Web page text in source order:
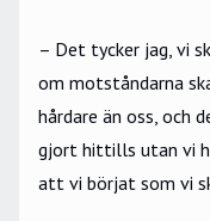
– Det tycker jag, vi
om motståndarna
hårdare än oss, och
gjort hittills utan vi
att vi börjat som vi